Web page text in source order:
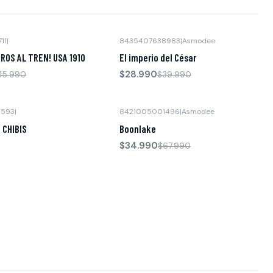
|
AL TREN! USA 1910
8435407638983|Asmodee
El imperio del César
$28.990$39.990
| 8421005001496|Asmodee
Boonlake
$34.990$67.990